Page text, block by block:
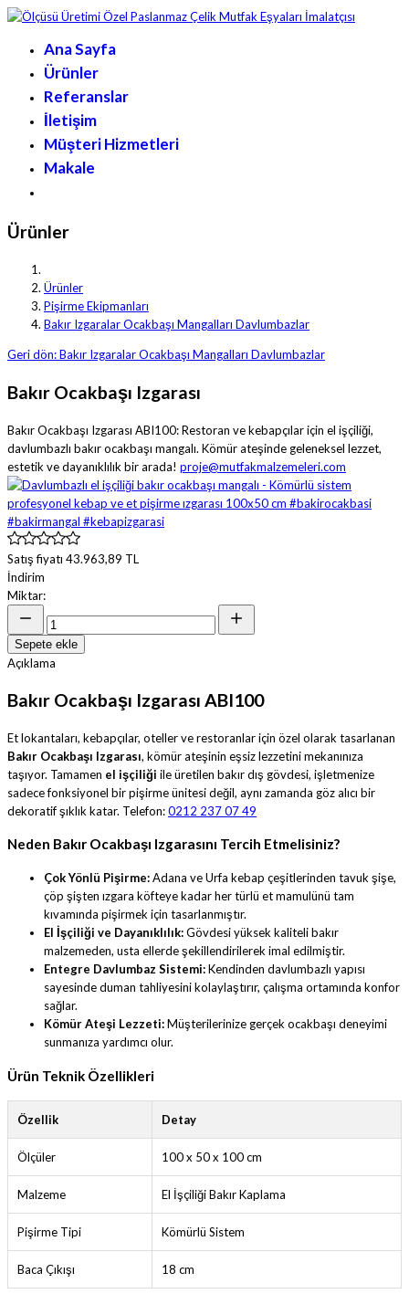
Ana Sayfa
Ürünler
Referanslar
İletişim
Müşteri Hizmetleri
Makale
Ürünler
Ürünler
Pişirme Ekipmanları
Bakır Izgaralar Ocakbaşı Mangalları Davlumbazlar
Geri dön: Bakır Izgaralar Ocakbaşı Mangalları Davlumbazlar
Bakır Ocakbaşı Izgarası
Bakır Ocakbaşı Izgarası ABI100: Restoran ve kebapçılar için el işçiliği,
davlumbazlı bakır ocakbaşı mangalı. Kömür ateşinde geleneksel lezzet,
estetik ve dayanıklılık bir arada! proje@mutfakmalzemeleri.com
Satış fiyatı 43.963,89 TL
İndirim
Miktar:
Sepete ekle
Açıklama
Bakır Ocakbaşı Izgarası ABI100
Et lokantaları, kebapçılar, oteller ve restoranlar için özel olarak tasarlanan
Bakır Ocakbaşı Izgarası, kömür ateşinin eşsiz lezzetini mekanınıza
taşıyor. Tamamen el işçiliği ile üretilen bakır dış gövdesi, işletmenize
sadece fonksiyonel bir pişirme ünitesi değil, aynı zamanda göz alıcı bir
dekoratif şıklık katar. Telefon:0212 237 07 49
Neden Bakır Ocakbaşı Izgarasını Tercih Etmelisiniz?
Çok Yönlü Pişirme:Adana ve Urfa kebap çeşitlerinden tavuk şişe,
çöp şişten ızgara köfteye kadar her türlü et mamulünü tam
kıvamında pişirmek için tasarlanmıştır.
El İşçiliği ve Dayanıklılık:Gövdesi yüksek kaliteli bakır
malzemeden, usta ellerde şekillendirilerek imal edilmiştir.
Entegre Davlumbaz Sistemi:Kendinden davlumbazlı yapısı
sayesinde duman tahliyesini kolaylaştırır, çalışma ortamında konfor
sağlar.
Kömür Ateşi Lezzeti:Müşterilerinize gerçek ocakbaşı deneyimi
sunmanıza yardımcı olur.
Ürün Teknik Özellikleri
Özellik Detay
Ölçüler 100 x 50 x 100 cm
Malzeme El İşçiliği Bakır Kaplama
Pişirme Tipi Kömürlü Sistem
Baca Çıkışı 18 cm